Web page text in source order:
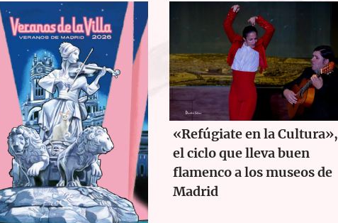
«Refúgiate en la Cultura»,
el ciclo que lleva buen
flamenco a los museos de
Madrid